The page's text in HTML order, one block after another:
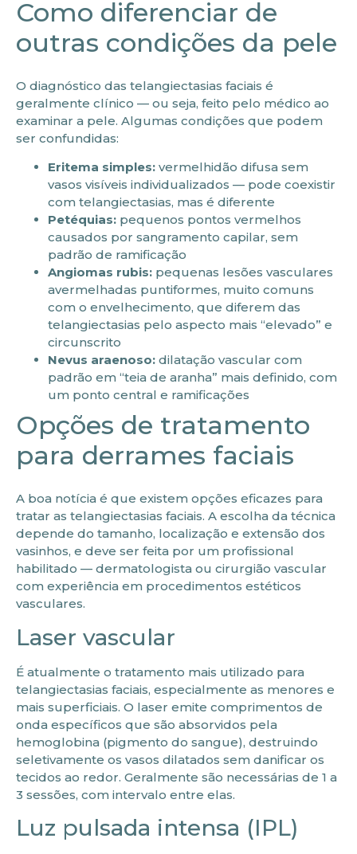
Como diferenciar de
outras condições da pele
O diagnóstico das telangiectasias faciais é
geralmente clínico — ou seja, feito pelo médico ao
examinar a pele. Algumas condições que podem
ser confundidas:
Eritema simples: vermelhidão difusa sem
vasos visíveis individualizados — pode coexistir
com telangiectasias, mas é diferente
Petéquias: pequenos pontos vermelhos
causados por sangramento capilar, sem
padrão de ramificação
Angiomas rubis: pequenas lesões vasculares
avermelhadas puntiformes, muito comuns
com o envelhecimento, que diferem das
telangiectasias pelo aspecto mais “elevado” e
circunscrito
Nevus araenoso: dilatação vascular com
padrão em “teia de aranha” mais definido, com
um ponto central e ramificações
Opções de tratamento
para derrames faciais
A boa notícia é que existem opções eficazes para
tratar as telangiectasias faciais. A escolha da técnica
depende do tamanho, localização e extensão dos
vasinhos, e deve ser feita por um profissional
habilitado — dermatologista ou cirurgião vascular
com experiência em procedimentos estéticos
vasculares.
Laser vascular
É atualmente o tratamento mais utilizado para
telangiectasias faciais, especialmente as menores e
mais superficiais. O laser emite comprimentos de
onda específicos que são absorvidos pela
hemoglobina (pigmento do sangue), destruindo
seletivamente os vasos dilatados sem danificar os
tecidos ao redor. Geralmente são necessárias de 1 a
3 sessões, com intervalo entre elas.
Luz pulsada intensa (IPL)